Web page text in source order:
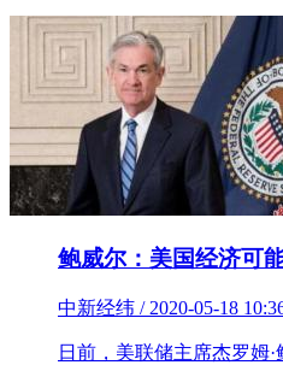
鲍威尔：美国经济可
中新经纬 / 2020-05-18
日前，美联储主席杰罗姆